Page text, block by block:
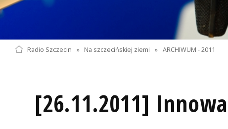
Radio Szczecin » Na szczecińskiej ziemi » ARCHIWUM - 2011
[26.11.2011]